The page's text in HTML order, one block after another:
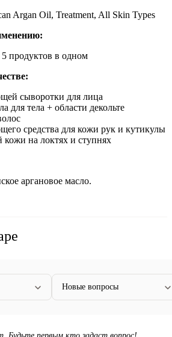
Argan Oil, Treatment, All Skin Types
продуктов в одном
сыворотки для лица
для тела + области декольте
средства для кожи рук и кутикулы
кожи на локтях и ступнях
аргановое масло.
Новые вопросы